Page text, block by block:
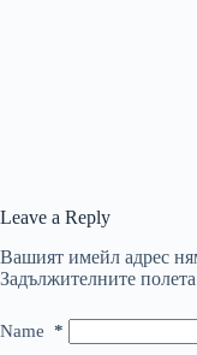
Leave a Reply
Вашият имейл адрес
Задължителните
Name *